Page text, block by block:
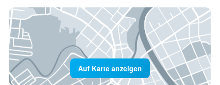
Auf Karte anzeigen